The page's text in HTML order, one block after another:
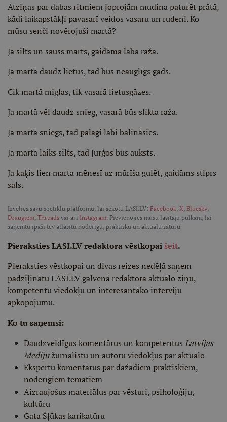
Atziņas par dabas ritmiem joprojām mudina paturēt prātā,
kādi laikapstākļi pavasarī veidos vasaru un rudeni. Ko
mūsu senči novērojuši martā?
Ja silts un sauss marts, gaidāma laba raža.
Ja martā daudz lietus, tad būs neauglīgs gads.
Cik martā miglas, tik vasarā lietusgāzes.
Ja martā vēl daudz snieg, vasarā būs slikta raža.
Ja martā sniegs, tad palagi labi balināsies.
Ja martā laiks silts, tad Jurģos būs auksts.
Ja kaķis lien marta mēnesī uz mūrīša gulēt, gaidāms stiprs
sals.
Izvēlies savu soctīklu platformu, lai sekotu LASI.LV: Facebook, X, Bluesky,
Draugiem, Threads vai arī Instagram. Pievienojies mūsu lasītāju pulkam, lai
saņemtu īpaši tev atlasītu noderīgu, praktisku un aktuālu saturu.
Pieraksties LASI.LV redaktora vēstkopaišeit.
Pieraksties vēstkopai un divas reizes nedēļā saņem
padziļinātu LASI.LV galvenā redaktora aktuālo ziņu,
kompetentu viedokļu un interesantāko interviju
apkopojumu.
Ko tu saņemsi:
Daudzveidīgus komentārus un kompetentus Latvijas
Medijužurnālistu un autoru viedokļus par aktuālo
Ekspertu komentārus par dažādiem praktiskiem,
noderīgiem tematiem
Aizraujošus materiālus par vēsturi, psiholoģiju,
kultūru
Gata Šļūkas karikatūru